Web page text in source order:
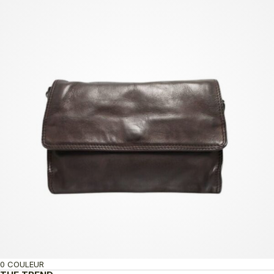
0 COULEUR